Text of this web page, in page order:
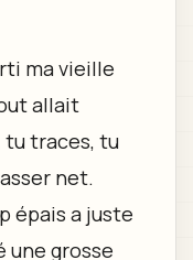
ma vieille
allait
tu traces, tu
net.
épais a juste
une grosse